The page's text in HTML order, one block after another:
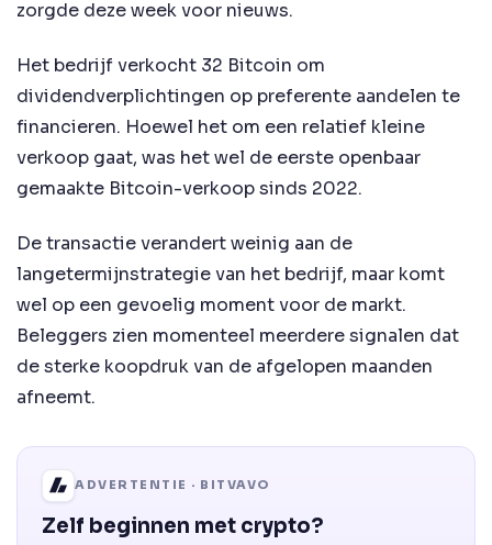
zorgde deze week voor nieuws.
Het bedrijf verkocht 32 Bitcoin om
dividendverplichtingen op preferente aandelen te
financieren. Hoewel het om een relatief kleine
verkoop gaat, was het wel de eerste openbaar
gemaakte Bitcoin-verkoop sinds 2022.
De transactie verandert weinig aan de
langetermijnstrategie van het bedrijf, maar komt
wel op een gevoelig moment voor de markt.
Beleggers zien momenteel meerdere signalen dat
de sterke koopdruk van de afgelopen maanden
afneemt.
ADVERTENTIE · BITVAVO
Zelf beginnen met crypto?